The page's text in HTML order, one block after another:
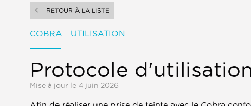
RETOUR À LA LISTE
COBRA - UTILISATION
Protocole
Mise à jour le 4 juin 2026